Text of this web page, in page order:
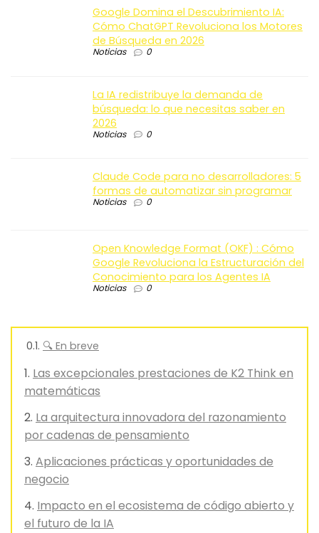
Google Domina el Descubrimiento IA:
Cómo ChatGPT Revoluciona los Motores
de Búsqueda en 2026
Noticias 0
La IA redistribuye la demanda de
búsqueda: lo que necesitas saber en
2026
Noticias 0
Claude Code para no desarrolladores: 5
formas de automatizar sin programar
Noticias 0
Open Knowledge Format (OKF) : Cómo
Google Revoluciona la Estructuración del
Conocimiento para los Agentes IA
Noticias 0
🔍 En breve
Las excepcionales prestaciones de K2 Think en
matemáticas
La arquitectura innovadora del razonamiento
por cadenas de pensamiento
Aplicaciones prácticas y oportunidades de
negocio
Impacto en el ecosistema de código abierto y
el futuro de la IA